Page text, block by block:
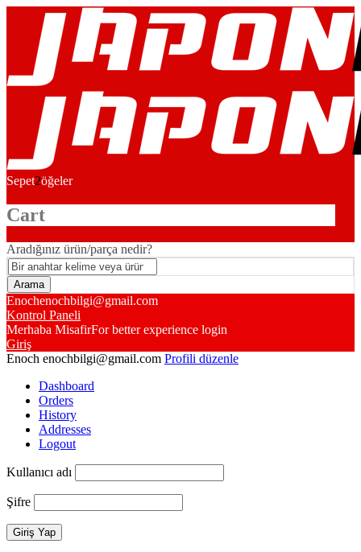
Sepet2öğeler
Cart
Aradığınız ürün/parça nedir?
Enochenochbilgi@gmail.com
Kontrol Paneli
Merhaba MisafirFor better experience login
Giriş
Enoch enochbilgi@gmail.com Profili düzenle
Dashboard
Orders
History
Addresses
Logout
Kullanıcı adı
Şifre